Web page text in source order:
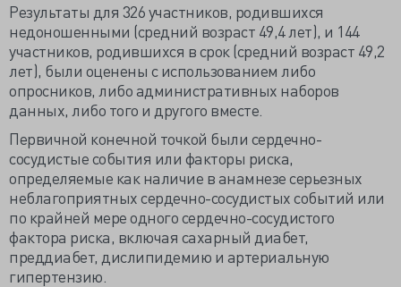
Результаты для 326 участников, родившихся
недоношенными (средний возраст 49,4 лет), и 144
участников, родившихся в срок (средний возраст 49,2
лет), были оценены с использованием либо
опросников, либо административных наборов
данных, либо того и другого вместе.
Первичной конечной точкой были сердечно-
сосудистые события или факторы риска,
определяемые как наличие в анамнезе серьезных
неблагоприятных сердечно-сосудистых событий или
по крайней мере одного сердечно-сосудистого
фактора риска, включая сахарный диабет,
преддиабет, дислипидемию и артериальную
гипертензию.